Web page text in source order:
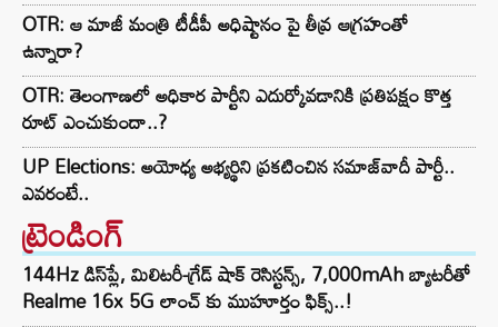
OTR: ఆ మాజీ మంత్రి టీడీపీ అధిష్టానం పై తీవ్ర ఆగ్రహంతో
ఉన్నారా?
OTR: తెలంగాణలో అధికార పార్టీని ఎదుర్కోవడానికి ప్రతిపక్షం కొత్త
రూట్‌ ఎంచుకుందా..?
UP Elections: అయోధ్య అభ్యర్థిని ప్రకటించిన సమాజ్‌వాదీ పార్టీ..
ఎవరంటే..
ట్రెండింగ్‌
144Hz డిస్‌ప్లే, మిలిటరీ-గ్రేడ్ షాక్ రెసిస్టన్స్, 7,000mAh బ్యాటరీతో
Realme 16x 5G లాంచ్ కు ముహూర్తం ఫిక్స్..!